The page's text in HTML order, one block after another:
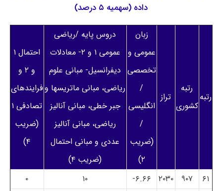
داده (سهمیه ۵ درصد)
رتبه
رتبه
کشوری
تراز
زبان
عمومی و
تخصصی
/
انگلیسی
/
(ضریب
۲)
دروس پایه /ریاضی
عمومی ۱ و ۲- معادلات
دیفرانسیل- مبانی علوم
ریاضی، مبانی ماتریسها و
جبر خطی، مبانی آنالیز
ریاضی، مبانی آنالیز
عددی و مبانی احتمال
(ضریب ۴)
احتمال ۱
و ۲ و
فرایندهای
تصادفی ۱
(ضریب
۴)
۶۱ ۹۰۷ ۲۰۳۰ ۶.۶۶- ۱۰
۰